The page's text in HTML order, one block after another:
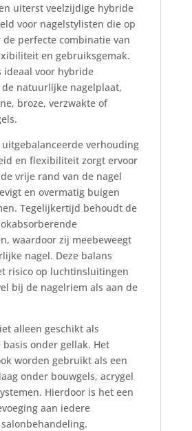
uiterst veelzijdige hybride
voor nagelstylisten die op
perfecte combinatie van
en gebruiksgemak.
ideaal voor hybride
natuurlijke nagelplaat,
broze, verzwakte of
uitgebalanceerde verhouding
en flexibiliteit zorgt ervoor
vrije rand van de nagel
en overmatig buigen
Tegelijkertijd behoudt de
waardoor zij meebeweegt
nagel. Deze balans
risico op luchtinsluitingen
bij de nagelriem als aan de
alleen geschikt als
onder gellak. Het
worden gebruikt als een
onder bouwgels, acrygel
Hierdoor is het een
aan iedere